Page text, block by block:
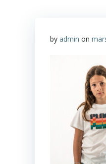
by admin on